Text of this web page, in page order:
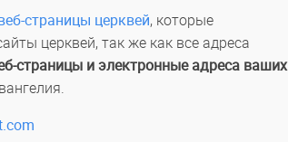
страницы церквей, которые
церквей, так же как все адреса
страницы и электронные адреса ваших